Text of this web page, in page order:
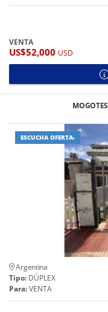
VENTA
US$52,000 USD
ESCUCHA OFERTA-
Argentina
Tipo: DÚPLEX
Para:VENTA